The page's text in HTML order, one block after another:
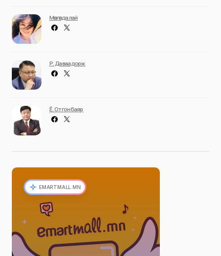
Мөнгөндалай
Р. Даваадорж
Ё. Отгонбаяр
EMARTMALL.MN